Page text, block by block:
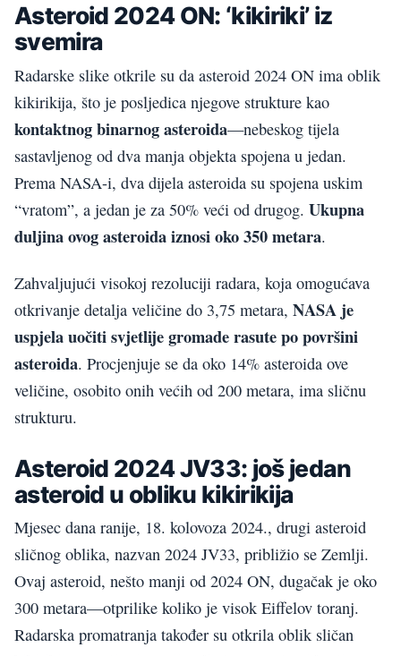
Asteroid 2024 ON: ‘kikiriki’ iz
svemira
Radarske slike otkrile su da asteroid 2024 ON ima oblik
kikirikija, što je posljedica njegove strukture kao
kontaktnog binarnog asteroida—nebeskog tijela
sastavljenog od dva manja objekta spojena u jedan.
Prema NASA-i, dva dijela asteroida su spojena uskim
“vratom”, a jedan je za 50% veći od drugog. Ukupna
duljina ovog asteroida iznosi oko 350 metara.
Zahvaljujući visokoj rezoluciji radara, koja omogućava
otkrivanje detalja veličine do 3,75 metara, NASA je
uspjela uočiti svjetlije gromade rasute po površini
asteroida. Procjenjuje se da oko 14% asteroida ove
veličine, osobito onih većih od 200 metara, ima sličnu
strukturu.
Asteroid 2024 JV33: još jedan
asteroid u obliku kikirikija
Mjesec dana ranije, 18. kolovoza 2024., drugi asteroid
sličnog oblika, nazvan 2024 JV33, približio se Zemlji.
Ovaj asteroid, nešto manji od 2024 ON, dugačak je oko
300 metara—otprilike koliko je visok Eiffelov toranj.
Radarska promatranja također su otkrila oblik sličan